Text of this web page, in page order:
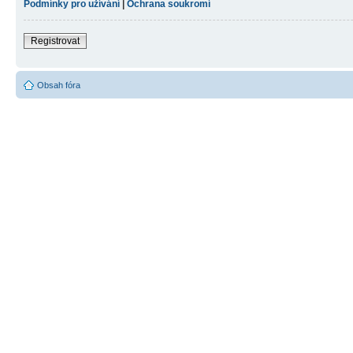
Podmínky pro užívání | Ochrana soukromí
Registrovat
Obsah fóra